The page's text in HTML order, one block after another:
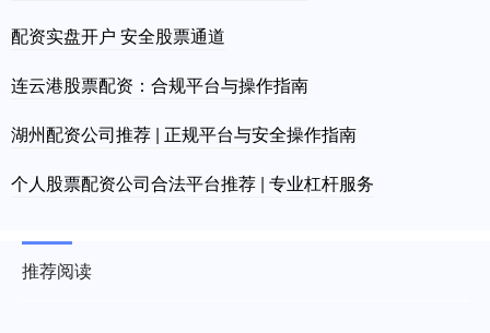
配资实盘开户 安全股票通道
连云港股票配资：合规平台与操作指南
湖州配资公司推荐 | 正规平台与安全操作指南
个人股票配资公司合法平台推荐 | 专业杠杆服务
推荐阅读